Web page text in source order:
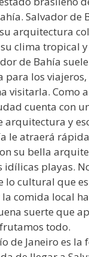
Salvador de
arquitectura
clima tropical
de Bahía
para los viajeros,
visitarla. Como
cuenta con
arquitectura y
le atraerá
su bella
idílicas playas.
lo cultural que
comida local
suerte que
todo.
de Janeiro es la